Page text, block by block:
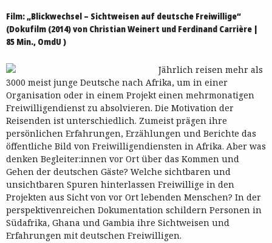
Film: „Blickwechsel – Sichtweisen auf deutsche Freiwillige“
(Dokufilm (2014) von Christian Weinert und Ferdinand Carrière |
85 Min., OmdU )
Jährlich reisen mehr als
3000 meist junge Deutsche nach Afrika, um in einer
Organisation oder in einem Projekt einen mehrmonatigen
Freiwilligendienst zu absolvieren. Die Motivation der
Reisenden ist unterschiedlich. Zumeist prägen ihre
persönlichen Erfahrungen, Erzählungen und Berichte das
öffentliche Bild von Freiwilligendiensten in Afrika. Aber was
denken Begleiter:innen vor Ort über das Kommen und
Gehen der deutschen Gäste? Welche sichtbaren und
unsichtbaren Spuren hinterlassen Freiwillige in den
Projekten aus Sicht von vor Ort lebenden Menschen? In der
perspektivenreichen Dokumentation schildern Personen in
Südafrika, Ghana und Gambia ihre Sichtweisen und
Erfahrungen mit deutschen Freiwilligen.